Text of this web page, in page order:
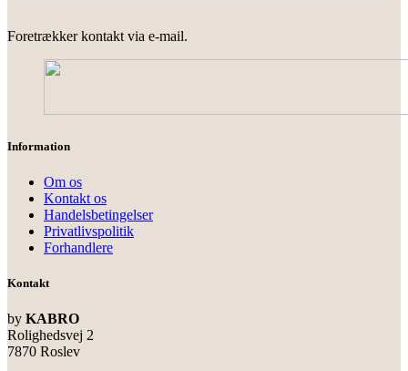
Foretrækker kontakt via e-mail.
Information
Om os
Kontakt os
Handelsbetingelser
Privatlivspolitik
Forhandlere
Kontakt
by KABRO
Rolighedsvej 2
7870 Roslev